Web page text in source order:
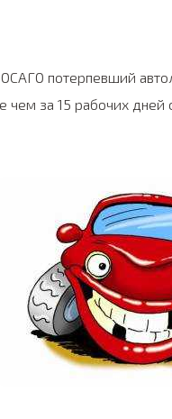
потерпевший
чем за 15 рабочих дней